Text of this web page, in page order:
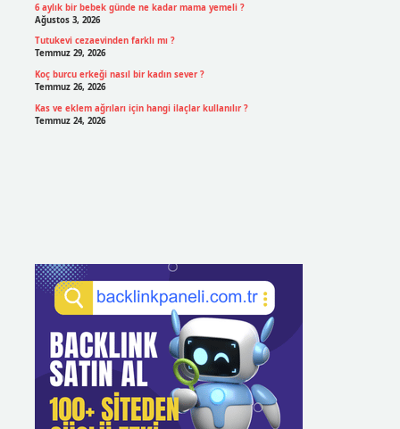
6 aylık bir bebek günde ne kadar mama yemeli ?
Ağustos 3, 2026
Tutukevi cezaevinden farklı mı ?
Temmuz 29, 2026
Koç burcu erkeği nasıl bir kadın sever ?
Temmuz 26, 2026
Kas ve eklem ağrıları için hangi ilaçlar kullanılır ?
Temmuz 24, 2026